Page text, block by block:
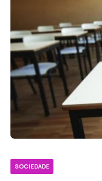
SOCIEDADE